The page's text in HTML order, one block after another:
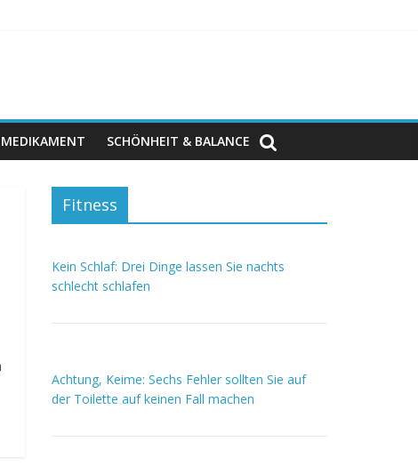
MEDIKAMENT SCHÖNHEIT & BALANCE
Fitness
Kein Schlaf: Drei Dinge lassen Sie nachts
schlecht schlafen
Achtung, Keime: Sechs Fehler sollten Sie auf
der Toilette auf keinen Fall machen